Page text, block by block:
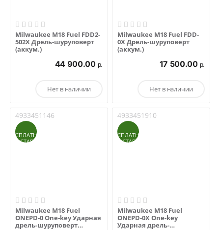
Milwaukee M18 Fuel FDD2-
502X Дрель-шуруповерт
(аккум.)
44 900.00 р.
Нет в наличии
Milwaukee M18 Fuel FDD-
0X Дрель-шуруповерт
(аккум.)
17 500.00 р.
Нет в наличии
4933451146
БЕСПЛАТНАЯ
ДОСТАВКА
Milwaukee M18 Fuel
ONEPD-0 One-key Ударная
дрель-шуруповерт
4933451910
БЕСПЛАТНАЯ
ДОСТАВКА
Milwaukee M18 Fuel
ONEPD-0X One-key
Ударная дрель-